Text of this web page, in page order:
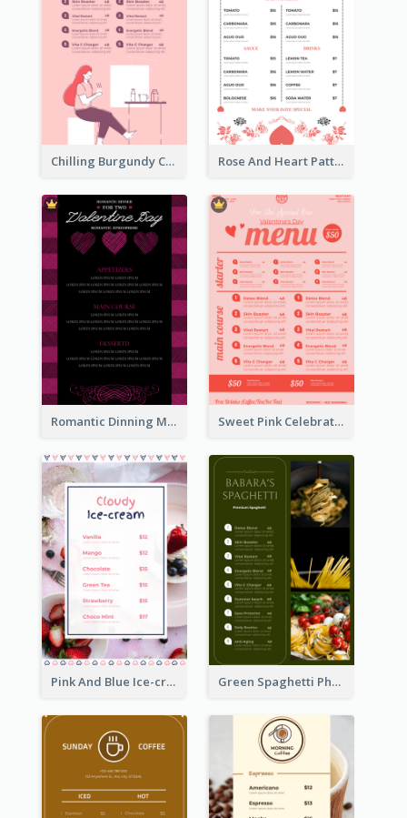
Chilling Burgundy Coffee And Bakery Menu Design Rose And Heart Pattern Menu Design Ideas
Romantic Dinning Menu For Two Design Templates Sweet Pink Celebration Menu Template Design
Pink And Blue Ice-cream Photo Dessert Menu Green Spaghetti Photos Grand Restaurant Menu